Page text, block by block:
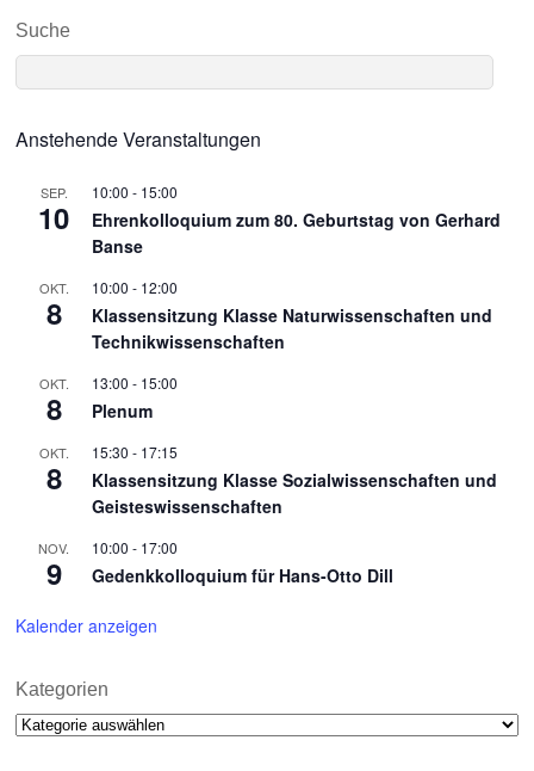
Suche
Anstehende Veranstaltungen
SEP.
10
10:00 - 15:00
Ehrenkolloquium zum 80. Geburtstag von Gerhard
Banse
OKT.
8
10:00 - 12:00
Klassensitzung Klasse Naturwissenschaften und
Technikwissenschaften
OKT.
8
13:00 - 15:00
Plenum
OKT.
8
15:30 - 17:15
Klassensitzung Klasse Sozialwissenschaften und
Geisteswissenschaften
NOV.
9
10:00 - 17:00
Gedenkkolloquium für Hans-Otto Dill
Kalender anzeigen
Kategorien
Kategorien